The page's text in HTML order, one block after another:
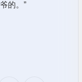
的。”